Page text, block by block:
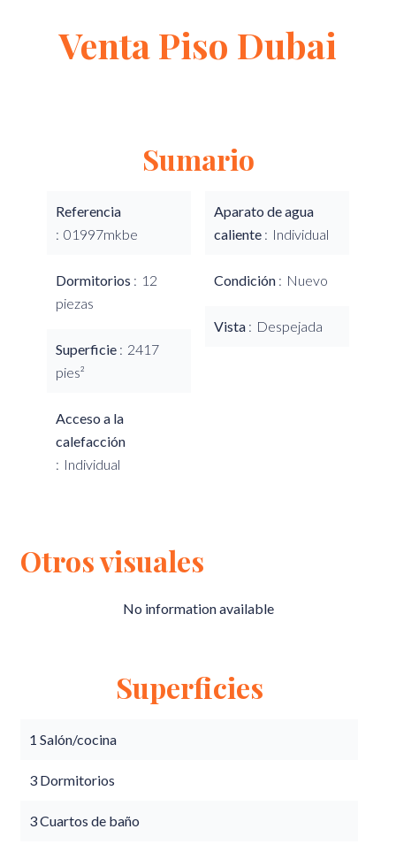
Venta Piso Dubai
Sumario
Referencia
01997mkbe
Dormitorios
12
piezas
Superficie
2417
pies²
Acceso a la
calefacción
Individual
Aparato de agua
caliente
Individual
Condición Nuevo
Vista Despejada
Otros visuales
No information available
Superficies
1 Salón/cocina
3 Dormitorios
3 Cuartos de baño